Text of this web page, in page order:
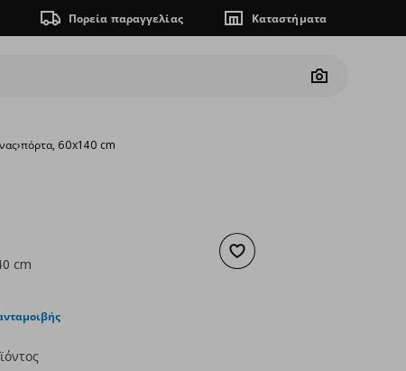
Πορεία παραγγελίας Καταστήματα
Camera
›πόρτα, 60x140 cm
Προσθήκη στα αγαπημένα
cm
τιμή